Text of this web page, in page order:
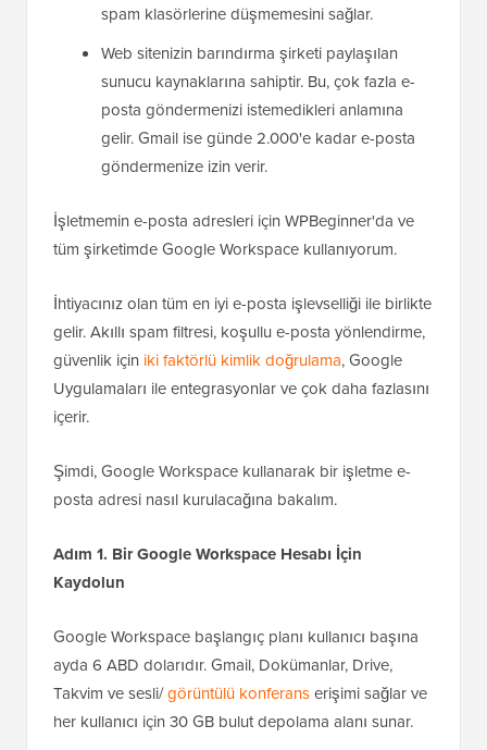
spam klasörlerine düşmemesini sağlar.
Web sitenizin barındırma şirketi paylaşılan
sunucu kaynaklarına sahiptir. Bu, çok fazla e-
posta göndermenizi istemedikleri anlamına
gelir. Gmail ise günde 2.000'e kadar e-posta
göndermenize izin verir.
İşletmemin e-posta adresleri için WPBeginner'da ve
tüm şirketimde Google Workspace kullanıyorum.
İhtiyacınız olan tüm en iyi e-posta işlevselliği ile birlikte
gelir. Akıllı spam filtresi, koşullu e-posta yönlendirme,
güvenlik için iki faktörlü kimlik doğrulama, Google
Uygulamaları ile entegrasyonlar ve çok daha fazlasını
içerir.
Şimdi, Google Workspace kullanarak bir işletme e-
posta adresi nasıl kurulacağına bakalım.
Adım 1. Bir Google Workspace Hesabı İçin
Kaydolun
Google Workspace başlangıç planı kullanıcı başına
ayda 6 ABD dolarıdır. Gmail, Dokümanlar, Drive,
Takvim ve sesli/görüntülü konferanserişimi sağlar ve
her kullanıcı için 30 GB bulut depolama alanı sunar.